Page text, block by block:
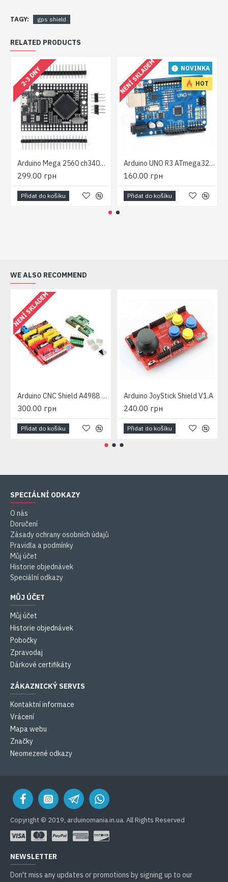
TAGY: gps shield
RELATED PRODUCTS
2-3 DNY
Arduino Mega 2560 ch340g RobotDyn
299.00 грн
Přidat do košíku
NOVINKA
HOT
NENÍ SKLADEM
Arduino UNO R3 ATmega328P AU AVR
160.00 грн
Přidat do košíku
WE ALSO RECOMMEND
NENÍ SKLADEM
Arduino CNC Shield A4988 řízení CNC krokovými motory
300.00 грн
Přidat do košíku
Arduino JoyStick Shield V1.A
240.00 грн
Přidat do košíku
SPECIÁLNÍ ODKAZY
O nás
Doručení
Zásady ochrany osobních údajů
Pravidla a podmínky
Můj účet
Historie objednávek
Speciální odkazy
MŮJ ÚČET
Můj účet
Historie objednávek
Pobočky
Zpravodaj
Dárkové certifikáty
ZÁKAZNICKÝ SERVIS
Kontaktní informace
Vrácení
Mapa webu
Značky
Neomezené odkazy
Copyright © 2019, arduinomania.in.ua. All Rights Reserved
NEWSLETTER
Don't miss any updates or promotions by signing up to our